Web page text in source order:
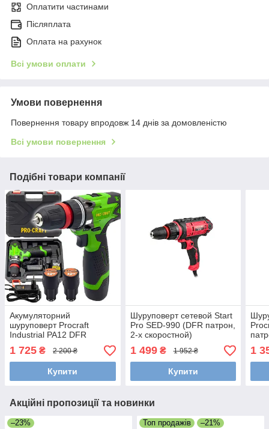
Оплатити частинами
Післяплата
Оплата на рахунок
Всі умови оплати
Умови повернення
Повернення товару впродовж 14 днів за домовленістю
Всі умови повернення
Подібні товари компанії
Акумуляторний
шуруповерт Procraft
Industrial PA12 DFR
1 725 ₴ 2 200 ₴
Купити
Шуруповерт сетевой Start
Pro SED-990 (DFR патрон,
2-х скоростной)
1 499₴ 1 952 ₴
Купити
1
Акційні пропозиції та новинки
–23% Топ продажів –21%